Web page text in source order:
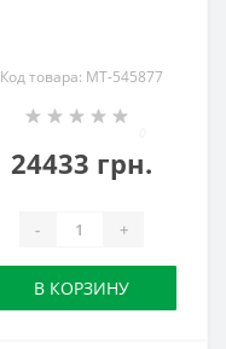
Код товара: MT-545877
24433 грн.
- +
В КОРЗИНУ